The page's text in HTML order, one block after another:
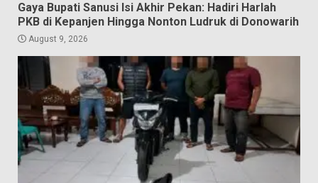
Gaya Bupati Sanusi Isi Akhir Pekan: Hadiri Harlah
PKB di Kepanjen Hingga Nonton Ludruk di Donowarih
August 9, 2026